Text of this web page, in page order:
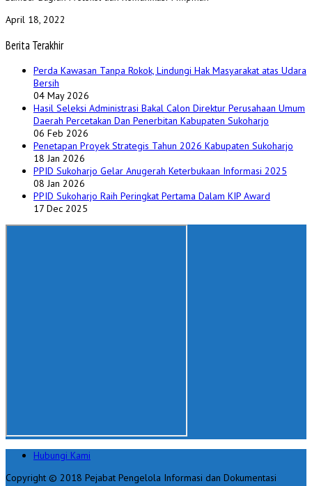
April 18, 2022
Berita Terakhir
Perda Kawasan Tanpa Rokok, Lindungi Hak Masyarakat atas Udara
Bersih
04 May 2026
Hasil Seleksi Administrasi Bakal Calon Direktur Perusahaan Umum
Daerah Percetakan Dan Penerbitan Kabupaten Sukoharjo
06 Feb 2026
Penetapan Proyek Strategis Tahun 2026 Kabupaten Sukoharjo
18 Jan 2026
PPID Sukoharjo Gelar Anugerah Keterbukaan Informasi 2025
08 Jan 2026
PPID Sukoharjo Raih Peringkat Pertama Dalam KIP Award
17 Dec 2025
Hubungi Kami
Copyright © 2018 Pejabat Pengelola Informasi dan Dokumentasi